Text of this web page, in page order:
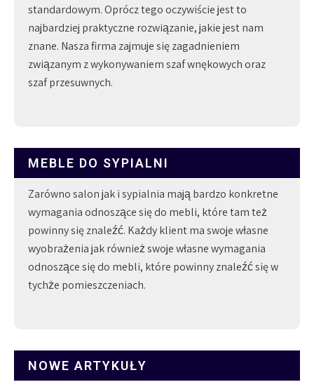
standardowym. Oprócz tego oczywiście jest to
najbardziej praktyczne rozwiązanie, jakie jest nam
znane. Nasza firma zajmuje się zagadnieniem
związanym z wykonywaniem szaf wnękowych oraz
szaf przesuwnych.
MEBLE DO SYPIALNI
Zarówno salon jak i sypialnia mają bardzo konkretne
wymagania odnoszące się do mebli, które tam też
powinny się znaleźć. Każdy klient ma swoje własne
wyobrażenia jak również swoje własne wymagania
odnoszące się do mebli, które powinny znaleźć się w
tychże pomieszczeniach.
NOWE ARTYKUŁY